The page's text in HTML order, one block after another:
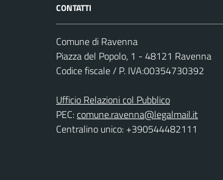
CONTATTI
Comune di Ravenna
Piazza del Popolo, 1 - 48121 Ravenna
Codice fiscale / P. IVA:00354730392
Ufficio Relazioni col Pubblico
PEC:comune.ravenna@legalmail.it
Centralino unico: +390544482111